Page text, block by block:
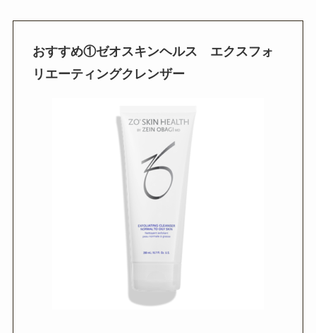
おすすめ①ゼオスキンヘルス エクスフォ
リエーティングクレンザー